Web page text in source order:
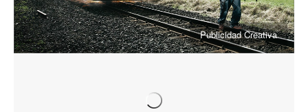
Publicidad Creativa